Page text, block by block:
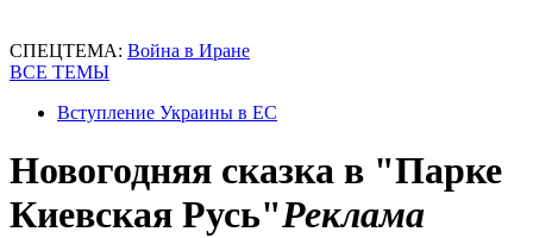
СПЕЦТЕМА: Война в Иране
ВСЕ ТЕМЫ
Вступление Украины в ЕС
Новогодняя сказка в "Парке
Киевская Русь"Реклама